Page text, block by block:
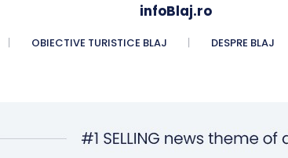
infoBlaj.ro
OBIECTIVE TURISTICE BLAJ DESPRE BLAJ